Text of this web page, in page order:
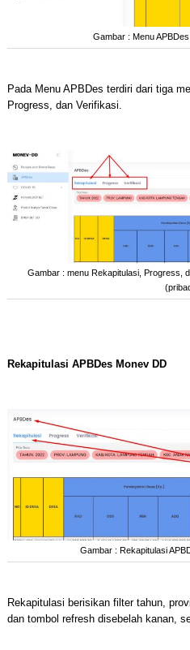
Gambar : Menu
Pada Menu APBDes terdiri dari tiga
Progress, dan Verifikasi.
Gambar : menu Rekapitulasi, Progress,
Rekapitulasi APBDes Monev DD
Gambar : Rekapitulasi
Rekapitulasi berisikan filter tahun,
dan tombol refresh disebelah kanan,